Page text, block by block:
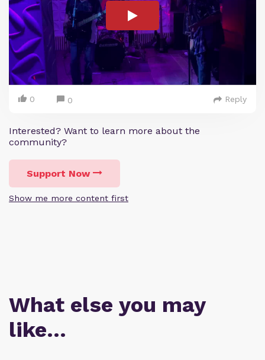
0 0 Reply
Interested? Want to learn more about the
community?
Support Now
Show me more content first
What else you may
like…